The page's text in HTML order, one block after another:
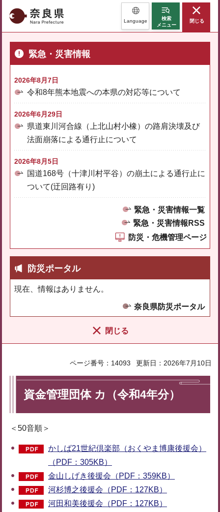
奈良県 Language
検索
メニュー
閉じる
緊急・災害情報
2026年8月7日
令和8年熊本地震への本県の対応等について
2026年6月29日
県道東川河合線（上北山村小橡）の路肩決壊及び
法面崩落による通行止について
2026年8月5日
国道168号（十津川村平谷）の崩土による通行止に
ついて(迂回路有り)
緊急・災害情報一覧
緊急・災害情報RSS
防災・危機管理ページ
防災ポータル
現在、情報はありません。
奈良県防災ポータル
閉じる
ページ番号：14093 更新日：2026年7月10日
資金管理団体 カ（令和4年分）
＜50音順＞
かしば21世紀倶楽部（おくやま博康後援会）
（PDF：305KB）
金山しげき後援会（PDF：359KB）
河杉博之後援会（PDF：127KB）
河田和美後援会（PDF：127KB）